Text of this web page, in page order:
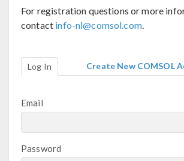
For registration questions or more
contact info-nl@comsol.com.
Log In Create New COMSOL
Email
Password